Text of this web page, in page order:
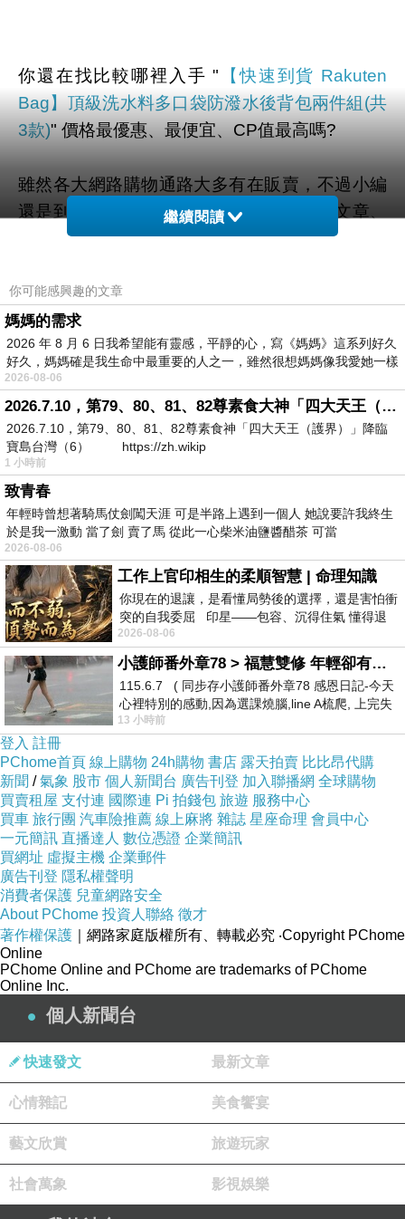
你還在找比較哪裡入手 " 【快速到貨 Rakuten
Bag】頂級洗水料多口袋防潑水後背包兩件組(共
3款)" 價格最優惠、最便宜、CP值最高嗎?
雖然各大網路購物通路大多有在販賣，不過小編
還是到奇摩和google搜尋查看一些評價、文章、
YOUTUBE、直播、開箱文 等相關訊息後。
幫您整理出來在
有需要的網友們可以點擊下面按鈕即可獲得最新
的優惠折扣喔！
=>點此取得優惠<=
繼續閱讀
你可能感興趣的文章
媽媽的需求
2026 年 8 月 6 日我希望能有靈感，平靜的心，寫《媽媽》這系列好久
好久，媽媽確是我生命中最重要的人之一，雖然很想媽媽像我愛她一樣
2026-08-06
2026.7.10，第79、80、81、82尊素食大神「四大天王（護界）」降臨寶島台灣（6）
2026.7.10，第79、80、81、82尊素食神「四大天王（護界）」降臨
寶島台灣（6） https://zh.wikip
1 小時前
致青春
年輕時曾想著騎馬仗劍闖天涯 可是半路上遇到一個人 她說要許我終生
於是我一激動 當了劍 賣了馬 從此一心柴米油鹽醬醋茶 可當
2026-08-06
工作上官印相生的柔順智慧 | 命理知識
你現在的退讓，是看懂局勢後的選擇，還是害怕衝
突的自我委屈 印星——包容、沉得住氣 懂得退
一步觀察，不會
2026-08-06
小護師番外章78 > 福慧雙修 年輕卻有個老靈魂 ㄑ金剛經〉podcast
115.6.7 ( 同步存小護師番外章78 感恩日記-今天
心裡特別的感動,因為選課燒腦,line A梳爬, 上完失
智課的她,特來傾
13 小時前
登入 註冊
PChome首頁 線上購物 24h購物 書店 露天拍賣 比比昂代購
新聞 /氣象 股市 個人新聞台 廣告刊登 加入聯播網 全球購物
買賣租屋 支付連 國際連 Pi 拍錢包 旅遊 服務中心
買車 旅行團 汽車險推薦 線上麻將 雜誌 星座命理 會員中心
一元簡訊 直播達人 數位憑證 企業簡訊
買網址 虛擬主機 企業郵件
廣告刊登 隱私權聲明
消費者保護 兒童網路安全
About PChome 投資人聯絡 徵才
著作權保護 ｜網路家庭版權所有、轉載必究 ‧Copyright PChome
Online
PChome Online and PChome are trademarks of PChome
Online Inc.
個人新聞台
快速發文 最新文章
心情雜記 美食饗宴
藝文欣賞 旅遊玩家
社會萬象 影視娛樂